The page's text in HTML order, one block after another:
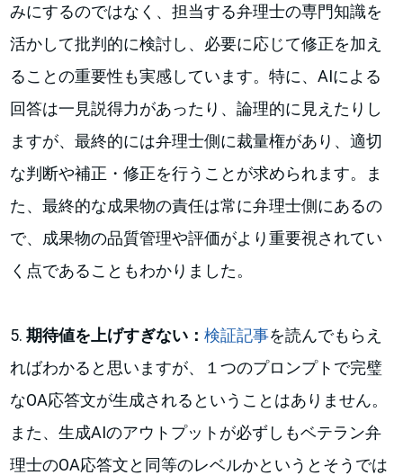
みにするのではなく、担当する弁理士の専門知識を
活かして批判的に検討し、必要に応じて修正を加え
ることの重要性も実感しています。特に、AIによる
回答は一見説得力があったり、論理的に見えたりし
ますが、最終的には弁理士側に裁量権があり、適切
な判断や補正・修正を行うことが求められます。ま
た、最終的な成果物の責任は常に弁理士側にあるの
で、成果物の品質管理や評価がより重要視されてい
く点であることもわかりました。
5.期待値を上げすぎない：検証記事を読んでもらえ
ればわかると思いますが、１つのプロンプトで完璧
なOA応答文が生成されるということはありません。
また、生成AIのアウトプットが必ずしもベテラン弁
理士のOA応答文と同等のレベルかというとそうでは